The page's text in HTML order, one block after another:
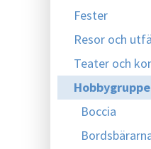
Fester
Resor och
Teater och
Boccia